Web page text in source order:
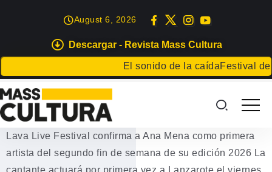
Descargar - Revista Mass Cultura
El sonido de la caídaFestival de
August 6, 2026
EVENTOS
Lava Live Festival confirma a Ana
Mena
Lava Live Festival confirma a Ana Mena como primera
artista del segundo fin de semana de su edición 2026 La
cantante actuará por primera vez a Lanzarote el viernes